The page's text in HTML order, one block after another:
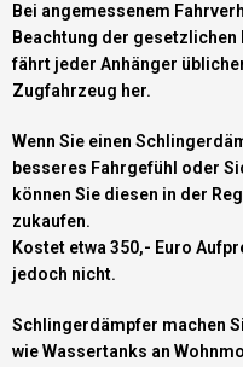
Bei angemessenem
Beachtung der gesetzlichen
fährt jeder Anhänger
Zugfahrzeug her.
Wenn Sie einen
besseres Fahrgefühl oder
können Sie diesen in der
zukaufen.
Kostet etwa 350,- Euro
jedoch nicht.
Schlingerdämpfer machen
wie Wassertanks an